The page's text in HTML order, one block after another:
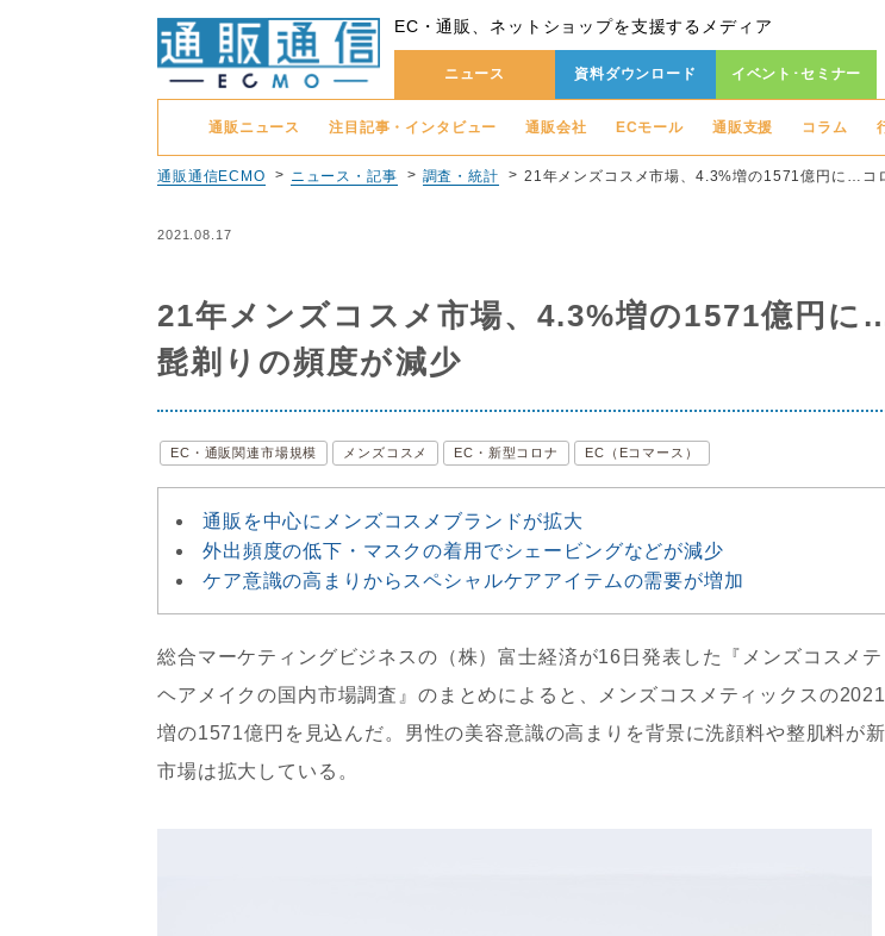
EC・通販、ネットショップを支援するメディア
ニュース 資料ダウンロード イベント･セミナー
通販ニュース 注目記事・インタビュー 通販会社 ECモール 通販支援 コラム
通販通信ECMO ニュース・記事 調査・統計 21年メンズコスメ市場、4.3%増の1571億円に…コ
2021.08.17
21年メンズコスメ市場、4.3%増の1571億円に
髭剃りの頻度が減少
EC・通販関連市場規模 メンズコスメ EC・新型コロナ EC（Eコマース）
通販を中心にメンズコスメブランドが拡大
外出頻度の低下・マスクの着用でシェービングなどが減少
ケア意識の高まりからスペシャルケアアイテムの需要が増加
総合マーケティングビジネスの（株）富士経済が16日発表した『メンズコスメテ
ヘアメイクの国内市場調査』のまとめによると、メンズコスメティックスの
増の1571億円を見込んだ。男性の美容意識の高まりを背景に洗顔料や整肌料が新
市場は拡大している。